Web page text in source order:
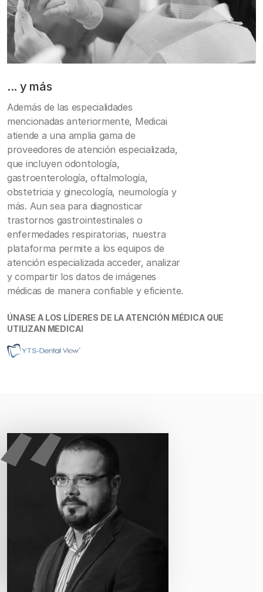
... y más
Además de las especialidades
mencionadas anteriormente, Medicai
atiende a una amplia gama de
proveedores de atención especializada,
que incluyen odontología,
gastroenterología, oftalmología,
obstetricia y ginecología, neumología y
más. Aun sea para diagnosticar
trastornos gastrointestinales o
enfermedades respiratorias, nuestra
plataforma permite a los equipos de
atención especializada acceder, analizar
y compartir los datos de imágenes
médicas de manera confiable y eficiente.
ÚNASE A LOS LÍDERES DE LA ATENCIÓN MÉDICA QUE
UTILIZAN MEDICAI